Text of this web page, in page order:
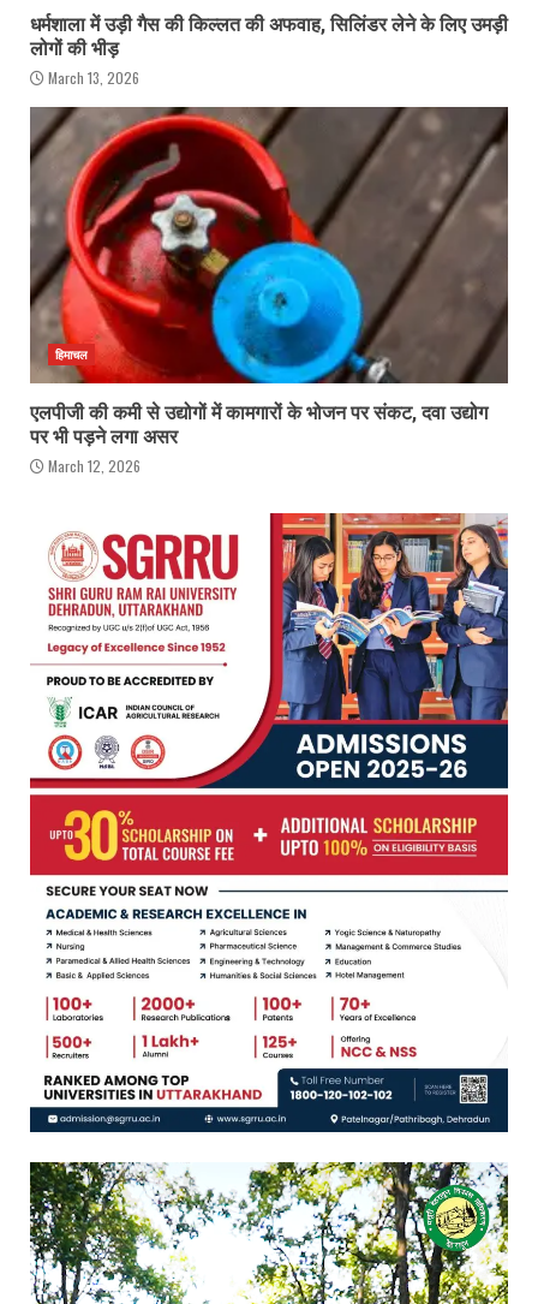
धर्मशाला में उड़ी गैस की किल्लत की अफवाह, सिलिंडर लेने के लिए उमड़ी
लोगों की भीड़
March 13, 2026
हिमाचल
एलपीजी की कमी से उद्योगों में कामगारों के भोजन पर संकट, दवा उद्योग
पर भी पड़ने लगा असर
March 12, 2026
Video
Player